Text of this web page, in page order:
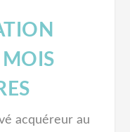
MOIS
acquéreur au